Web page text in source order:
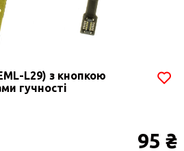
L29) з кнопкою
гучності
95 ₴